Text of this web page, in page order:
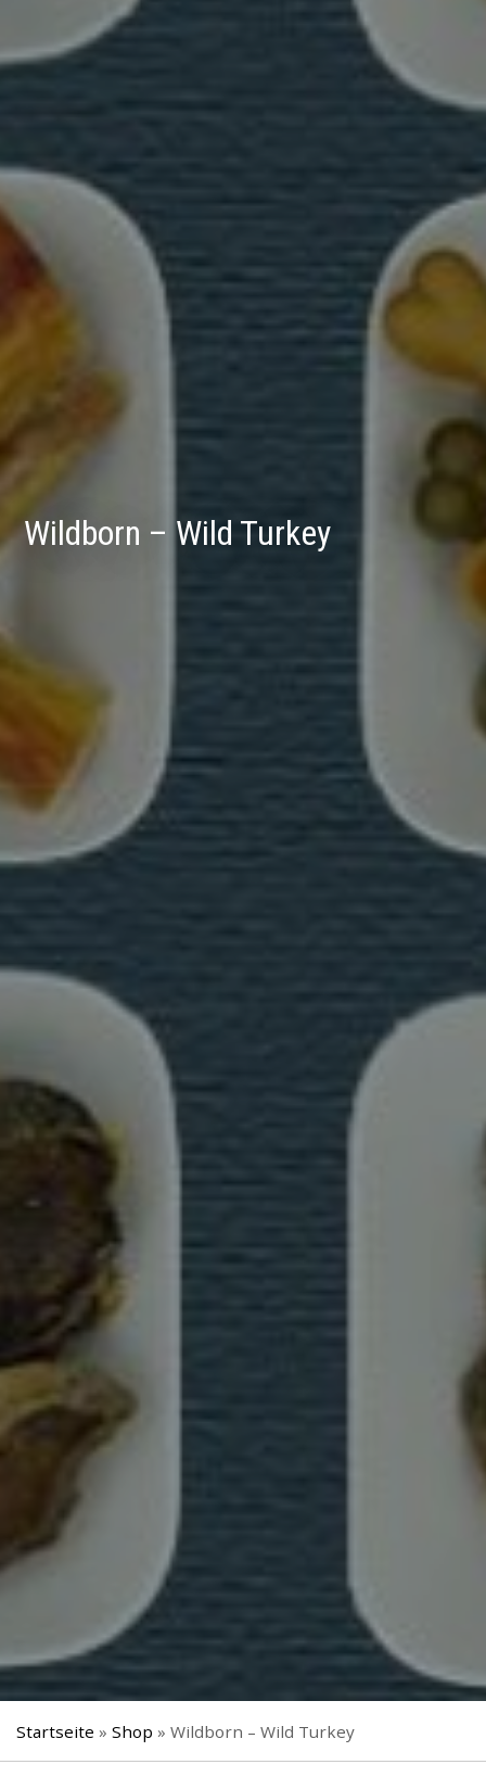
Wildborn – Wild Turkey
Startseite » Shop » Wildborn – Wild Turkey